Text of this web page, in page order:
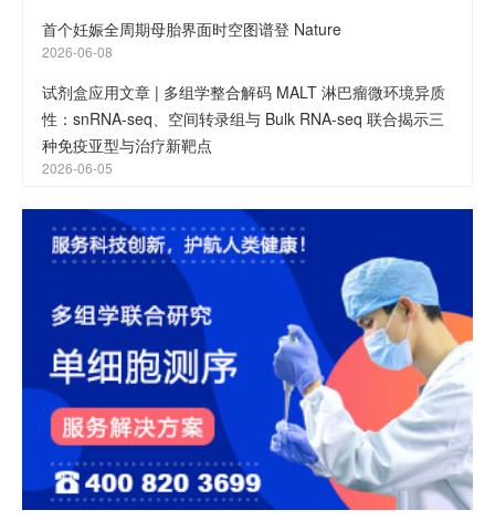
首个妊娠全周期母胎界面时空图谱登 Nature
2026-06-08
试剂盒应用文章 | 多组学整合解码 MALT 淋巴瘤微环境异质
性：snRNA-seq、空间转录组与 Bulk RNA-seq 联合揭示三
种免疫亚型与治疗新靶点
2026-06-05